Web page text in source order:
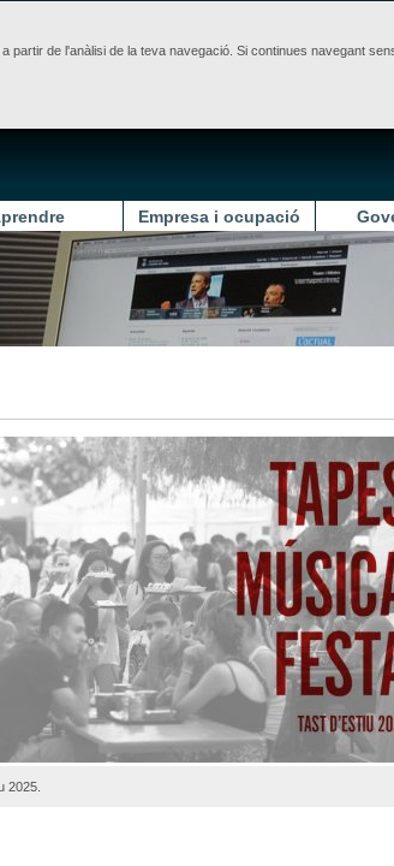
de l'anàlisi de la teva navegació. Si continues navegant
Empresa i ocupació
2025.